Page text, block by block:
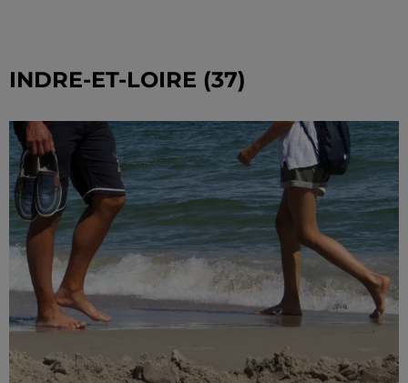
INDRE-ET-LOIRE (37)